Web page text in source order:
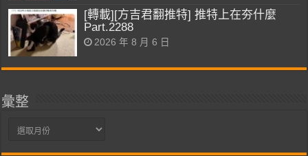
[轉載][方吉君翻推特] 推特上在夯什麼
Part.2288
2026 年 8 月 6 日
彙整
彙